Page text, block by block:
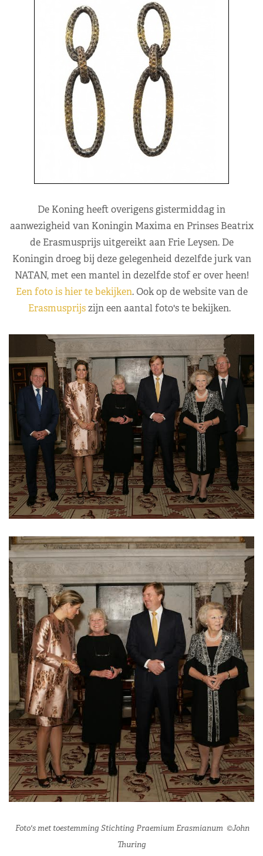
De Koning heeft overigens gistermiddag in
aanwezigheid van Koningin Maxima en Prinses Beatrix
de Erasmusprijs uitgereikt aan Frie Leysen. De
Koningin droeg bij deze gelegenheid dezelfde jurk van
NATAN, met een mantel in dezelfde stof er over heen!
Een foto is hier te bekijken. Ook op de website van de
Erasmusprijszijn een aantal foto's te bekijken.
Foto's met toestemming Stichting Praemium Erasmianum ©John
Thuring